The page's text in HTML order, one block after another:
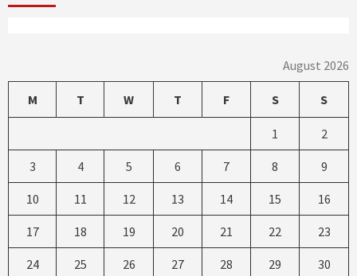
August 2026
M T W T F S S
1 2
3 4 5 6 7 8 9
10 11 12 13 14 15 16
17 18 19 20 21 22 23
24 25 26 27 28 29 30